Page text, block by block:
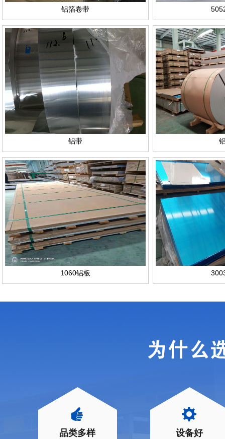
铝箔卷带
铝带
1060铝板
品类多样 设备好